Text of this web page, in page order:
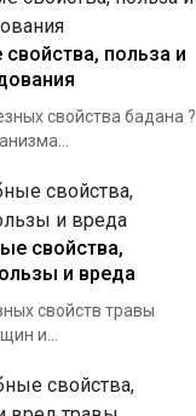
польза и
свойства бадана ?
свойства,
и вреда
свойств травы
и...